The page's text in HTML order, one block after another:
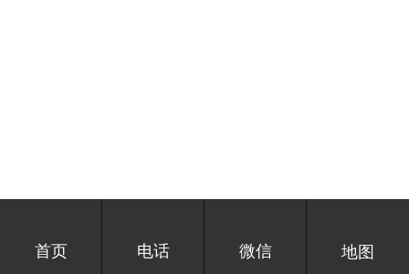
首页 电话 微信 地图